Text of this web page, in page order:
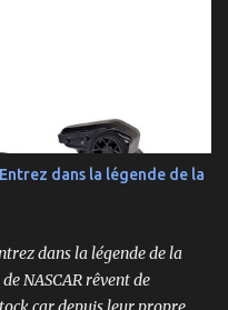
Entrez dans la légende de la
dans la légende de la
NASCAR rêvent de